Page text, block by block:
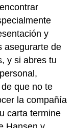
y
asegurarte de
y si abres tu
que no te
la compañía
carta termine